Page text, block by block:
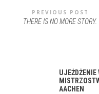
PREVIOUS POST
THERE IS NO MORE STORY.
UJEŻDŻENIE
AACHEN